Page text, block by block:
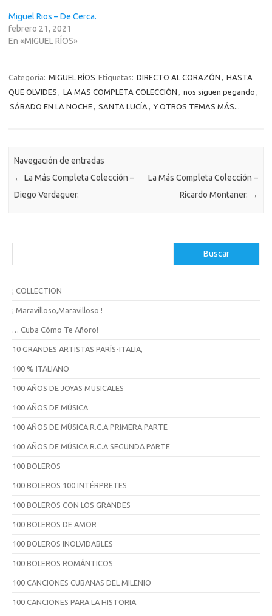
Miguel Rios – De Cerca.
febrero 21, 2021
En «MIGUEL RÍOS»
Categoría: MIGUEL RÍOS Etiquetas: DIRECTO AL CORAZÓN , HASTA
QUE OLVIDES , LA MAS COMPLETA COLECCIÓN , nos siguen pegando ,
SÁBADO EN LA NOCHE, SANTA LUCÍA , Y OTROS TEMAS MÁS...
Navegación de entradas
← La Más Completa Colección –
Diego Verdaguer.
La Más Completa Colección –
Ricardo Montaner. →
a
Buscar
¡ COLLECTION
¡ Maravilloso,Maravilloso !
… Cuba Cómo Te Añoro!
10 GRANDES ARTISTAS PARÍS-ITALIA,
100 % ITALIANO
100 AÑOS DE JOYAS MUSICALES
100 AÑOS DE MÚSICA
100 AÑOS DE MÚSICA R.C.A PRIMERA PARTE
100 AÑOS DE MÚSICA R.C.A SEGUNDA PARTE
100 BOLEROS
100 BOLEROS 100 INTÉRPRETES
100 BOLEROS CON LOS GRANDES
100 BOLEROS DE AMOR
100 BOLEROS INOLVIDABLES
100 BOLEROS ROMÁNTICOS
100 CANCIONES CUBANAS DEL MILENIO
100 CANCIONES PARA LA HISTORIA